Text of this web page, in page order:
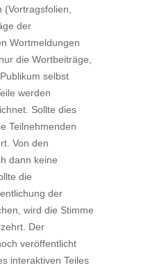
der
Wortmeldungen
die Wortbeiträge,
selbst
werden
Sollte dies
Teilnehmenden
Von den
dann keine
die
der
wird die Stimme
Der
veröffentlicht
interaktiven Teiles